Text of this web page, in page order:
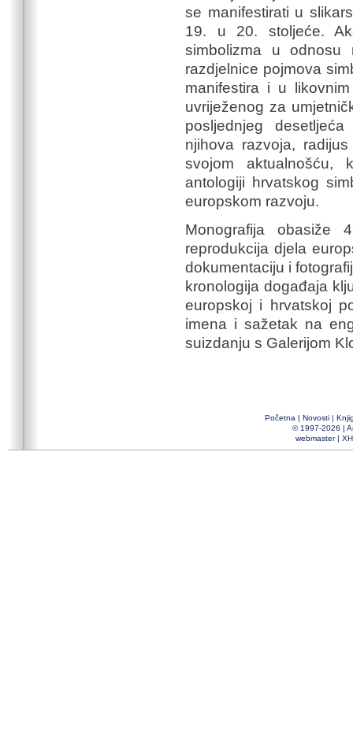
se manifestirati u
19. u 20. stoljeće.
simbolizma u odnosu
razdjelnice pojmova
manifestira i u
uvriježenog za
posljednjeg
njihova razvoja,
svojom aktualnošću,
antologiji hrvatskog
europskom razvoju.
Monografija
reprodukcija djela
dokumentaciju i
kronologija događaja
europskoj i hrvatskoj
imena i sažetak na
suizdanju s Galerijom
Početna | Novosti |
© 1997-2026 |
webmaster|